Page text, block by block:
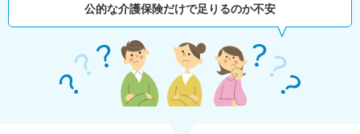
公的な介護保険だけで足りるのか不安